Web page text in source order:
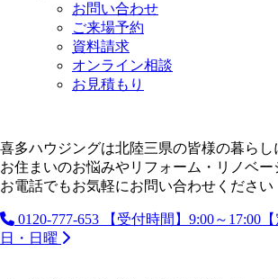
お問い合わせ
ご来場予約
資料請求
オンライン相談
お見積もり
喜多ハウジングは北陸三県の皆様の暮らし
お住まいのお悩みやリフォーム・リノベ
お電話でもお気軽にお問い合わせください
0120-777-653
【受付時間】9:00～17:00
日・日曜